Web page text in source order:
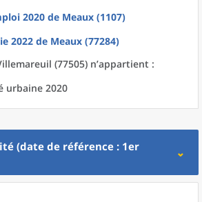
2020 de Meaux (1107)
2022 de Meaux (77284)
(77505) n’appartient :
urbaine 2020
(date de référence : 1er